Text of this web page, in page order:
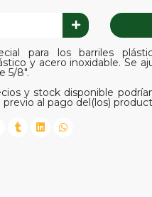
para los barriles
y acero inoxidable. Se
5/8".
y stock disponible
al pago del(los)